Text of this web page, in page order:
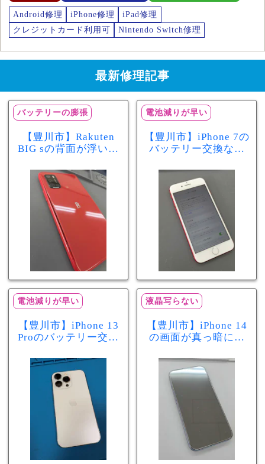
Android修理 iPhone修理
iPad修理
クレジットカード利用可
Nintendo Switch修理
最新修理記事
バッテリーの膨張
【豊川市】Rakuten
BIG sの背面が浮いて
リー膨張のサインか
もしれません！バッ
テリー交換修理事例
電池減りが早い
【豊川市】iPhone 7の
バッテリー交換なら
最大容量70％で電池
の減りが早い症状も
当日60分で改善
電池減りが早い
【豊川市】iPhone 13
Proのバッテリー交換
が早い症状も当日90
分で改善
液晶写らない
【豊川市】iPhone 14
の画面が真っ暗に…
修理！データそのま
まで復旧しました